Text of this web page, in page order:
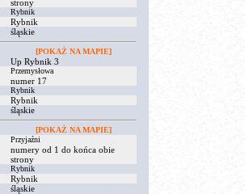
strony
Rybnik
Rybnik
śląskie
[POKAŻ NA MAPIE]
Up Rybnik 3
Przemysłowa
numer 17
Rybnik
Rybnik
śląskie
[POKAŻ NA MAPIE]
Przyjaźni
numery od 1 do końca obie
strony
Rybnik
Rybnik
śląskie